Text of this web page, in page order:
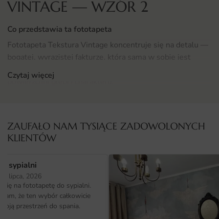
VINTAGE — WZÓR 2
Co przedstawia ta fototapeta
Fototapeta Tekstura Vintage koncentruje się na detalu —
bogatej, wyrazistej fakturze, która sama w sobie jest
powierzchni głębi i charakteru.
wybór dla osób ceniących estetykę detalu.
Grafika doskonale komponuje się z meblami w
naturalnych odcieniach, ale również z mocniejszymi
kolorystycznie aranżacjami. Stanowi tło, które wspiera, a
nie konkuruje z resztą wyposażenia.
Czytaj więcej
ZAUFAŁO NAM TYSIĄCE ZADOWOLONYCH
KLIENTÓW
sypialni
lipca, 2026
się na fototapetę do sypialni.
że ten wybór całkowicie
przestrzeń do spania.